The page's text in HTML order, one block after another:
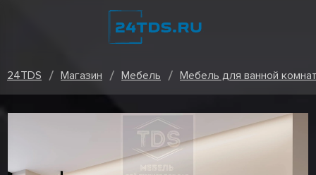
24TDS Магазин Мебель Мебель для ванной